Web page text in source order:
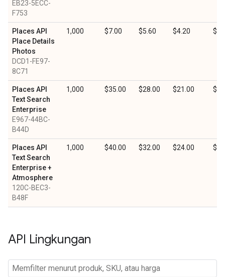
EB23-5ECC-
F753
Places API
Place Details
Photos
DCD1-FE97-
8C71
1,000 $7.00 $5.60 $4.20
Places API
Text Search
Enterprise
E967-44BC-
B44D
1,000 $35.00 $28.00 $21.00
Places API
Text Search
Enterprise +
Atmosphere
120C-BEC3-
B48F
1,000 $40.00 $32.00 $24.00
API Lingkungan